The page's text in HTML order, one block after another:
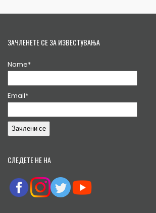
ЗАЧЛЕНЕТЕ СЕ ЗА ИЗВЕСТУВАЊА
Name*
Email*
СЛЕДЕТЕ НЕ НА